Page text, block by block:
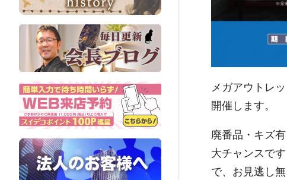
メガアウトレ
開催します。
廃番品・キズ
大チャンスで
で、お見逃し無